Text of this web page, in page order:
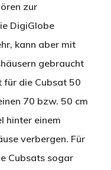
zur
DigiGlobe
kann aber mit
gebraucht
für die Cubsat 50
70 bzw. 50 cm
hinter einem
verbergen. Für
Cubsats sogar